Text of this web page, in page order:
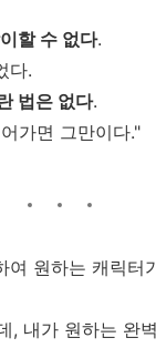
할 수 없다.
다.
법은 없다.
가면 그만이다."
원하는 캐릭터
, 내가 원하는 완